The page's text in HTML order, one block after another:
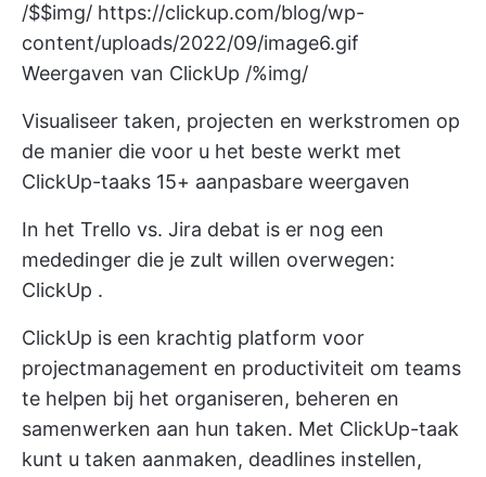
/$$img/ https://clickup.com/blog/wp-
content/uploads/2022/09/image6.gif
Weergaven van ClickUp /%img/
Visualiseer taken, projecten en werkstromen op
de manier die voor u het beste werkt met
ClickUp-taaks 15+ aanpasbare weergaven
In het Trello vs. Jira debat is er nog een
mededinger die je zult willen overwegen:
ClickUp .
ClickUp is een krachtig platform voor
projectmanagement en productiviteit om teams
te helpen bij het organiseren, beheren en
samenwerken aan hun taken. Met ClickUp-taak
kunt u taken aanmaken, deadlines instellen,